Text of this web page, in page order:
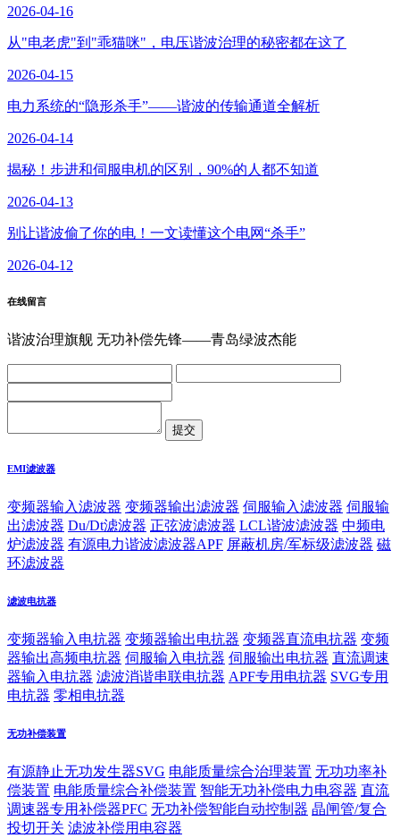
2026-04-16
从"电老虎"到"乖猫咪"，电压谐波治理的秘密都在这了
2026-04-15
电力系统的“隐形杀手”——谐波的传输通道全解析
2026-04-14
揭秘！步进和伺服电机的区别，90%的人都不知道
2026-04-13
别让谐波偷了你的电！一文读懂这个电网“杀手”
2026-04-12
在线留言
谐波治理旗舰 无功补偿先锋——青岛绿波杰能
EMI滤波器
变频器输入滤波器 变频器输出滤波器 伺服输入滤波器 伺服输
出滤波器 Du/Dt滤波器 正弦波滤波器 LCL谐波滤波器 中频电
炉滤波器 有源电力谐波滤波器APF 屏蔽机房/军标级滤波器 磁
环滤波器
滤波电抗器
变频器输入电抗器 变频器输出电抗器 变频器直流电抗器 变频
器输出高频电抗器 伺服输入电抗器 伺服输出电抗器 直流调速
器输入电抗器 滤波消谐串联电抗器 APF专用电抗器 SVG专用
电抗器 零相电抗器
无功补偿装置
有源静止无功发生器SVG 电能质量综合治理装置 无功功率补
偿装置 电能质量综合补偿装置 智能无功补偿电力电容器 直流
调速器专用补偿器PFC 无功补偿智能自动控制器 晶闸管/复合
投切开关 滤波补偿用电容器